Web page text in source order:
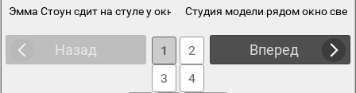
Эмма Стоун сдит на стуле у окна Студия модели рядом окно
Назад Вперед
1
2
3
4